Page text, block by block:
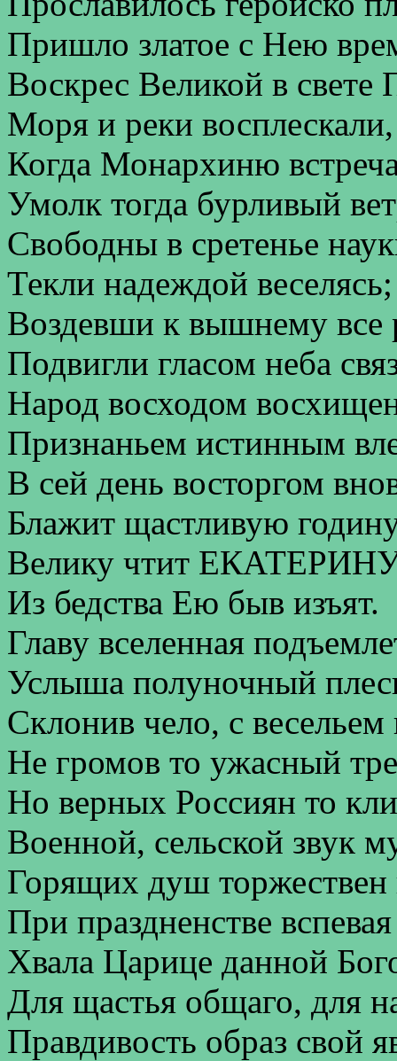
Пришло златое с Нею
Воскрес Великой в
Моря и реки восплескали,
Когда Монархиню
Умолк тогда бурливый
Свободны в сретенье
Текли надеждой веселясь;
Воздевши к вышнему все
Подвигли гласом неба
Народ восходом
Признаньем истинным
В сей день восторгом
Блажит щастливую
Велику чтит
Из бедства Ею быв изъят.
Главу вселенная
Услыша полуночный
Склонив чело, с весельем
Не громов то ужасный
Но верных Россиян то
Военной, сельской звук
Горящих душ торжествен
При праздненстве
Хвала Царице данной
Для щастья общаго, для
Правдивость образ свой